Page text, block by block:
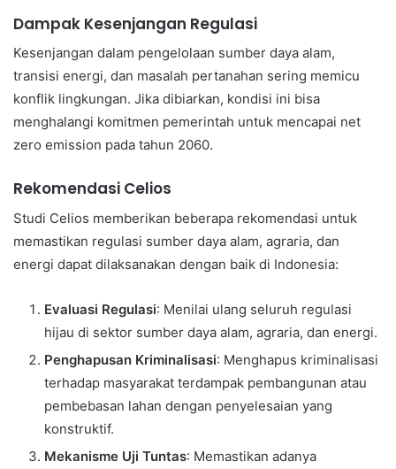
Dampak Kesenjangan Regulasi
Kesenjangan dalam pengelolaan sumber daya alam,
transisi energi, dan masalah pertanahan sering memicu
konflik lingkungan. Jika dibiarkan, kondisi ini bisa
menghalangi komitmen pemerintah untuk mencapai net
zero emission pada tahun 2060.
Rekomendasi Celios
Studi Celios memberikan beberapa rekomendasi untuk
memastikan regulasi sumber daya alam, agraria, dan
energi dapat dilaksanakan dengan baik di Indonesia:
Evaluasi Regulasi: Menilai ulang seluruh regulasi
hijau di sektor sumber daya alam, agraria, dan energi.
Penghapusan Kriminalisasi: Menghapus kriminalisasi
terhadap masyarakat terdampak pembangunan atau
pembebasan lahan dengan penyelesaian yang
konstruktif.
Mekanisme Uji Tuntas: Memastikan adanya